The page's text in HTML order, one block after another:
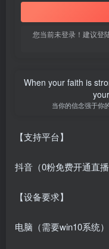
您当前未登录！建议登
When your faith is
当你的信念强于你
【支持平台】
抖音（0粉免费开通直播
【设备要求】
电脑（需要win10系统）